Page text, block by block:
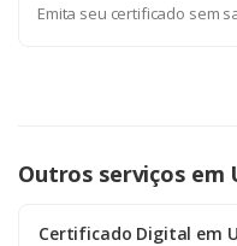
Emita seu certificado sem
Outros serviços em
Certificado Digital em